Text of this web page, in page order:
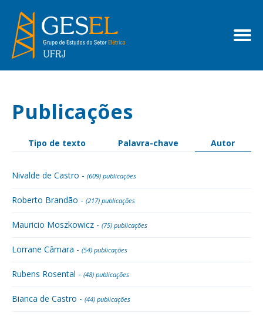
Publicações
Tipo de texto Palavra-chave Autor
Nivalde de Castro - (609) publicações
Roberto Brandão - (217) publicações
Mauricio Moszkowicz - (75) publicações
Lorrane Câmara - (54) publicações
Rubens Rosental - (48) publicações
Bianca de Castro - (44) publicações